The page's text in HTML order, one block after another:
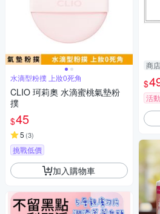
水滴型粉撲 上妝0死角
CLIO 珂莉奧 水滴蜜桃氣墊粉
撲
$45
5 (3)
挑戰低價
加入購物車
商店
$
活動